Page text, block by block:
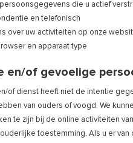
die u actief
en telefonisch
over uw activiteiten op onze
en apparaat type
en/of gevoelige
of dienst heeft niet de intentie
van ouders of voogd. We
te zijn bij de online activiteiten
toestemming. Als u er